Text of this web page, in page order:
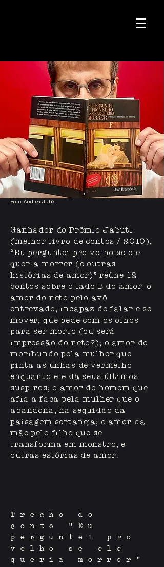
Foto: Andrea Jubé
Ganhador do Prêmio Jabuti
(melhor livro de contos / 2010),
“Eu perguntei pro velho se ele
queria morrer (e outras
histórias de amor)” reúne 12
contos sobre o lado B do amor: o
amor do neto pelo avô
entrevado, incapaz de falar e se
mover, que pede com os olhos
para ser morto (ou será
impressão do neto?); o amor do
moribundo pela mulher que
pinta as unhas de vermelho
enquanto ele dá seus últimos
suspiros; o amor do homem que
afia a faca pela mulher que o
abandona, na sequidão da
paisagem sertaneja; o amor da
mãe pelo filho que se
transforma em monstro; e
outras estórias de amor.
Trecho do
conto “Eu
perguntei pro
velho se ele
queria morrer”